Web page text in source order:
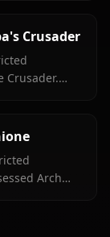
Crusader
Crusader.
Arch